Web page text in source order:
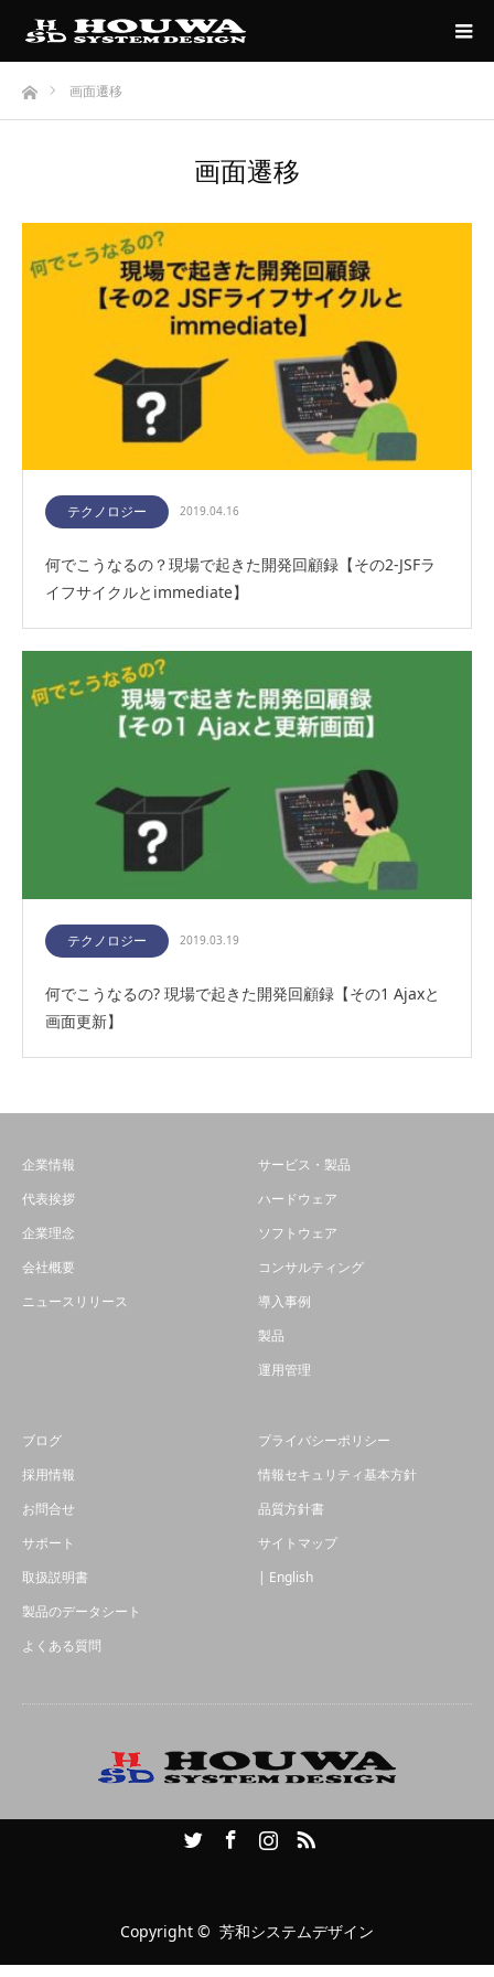
ホーム画面遷移
画面遷移
テクノロジー 2019.04.16
何でこうなるの？現場で起きた開発回顧録【その2-JSFラ
イフサイクルとimmediate】
テクノロジー 2019.03.19
何でこうなるの? 現場で起きた開発回顧録【その1 Ajaxと
画面更新】
企業情報
代表挨拶
企業理念
会社概要
ニュースリリース
サービス・製品
ハードウェア
ソフトウェア
コンサルティング
導入事例
製品
運用管理
ブログ
採用情報
お問合せ
サポート
取扱説明書
製品のデータシート
よくある質問
プライバシーポリシー
情報セキュリティ基本方針
品質方針書
サイトマップ
| English
TwitterFacebookInstagramRSS
Copyright © 芳和システムデザイン